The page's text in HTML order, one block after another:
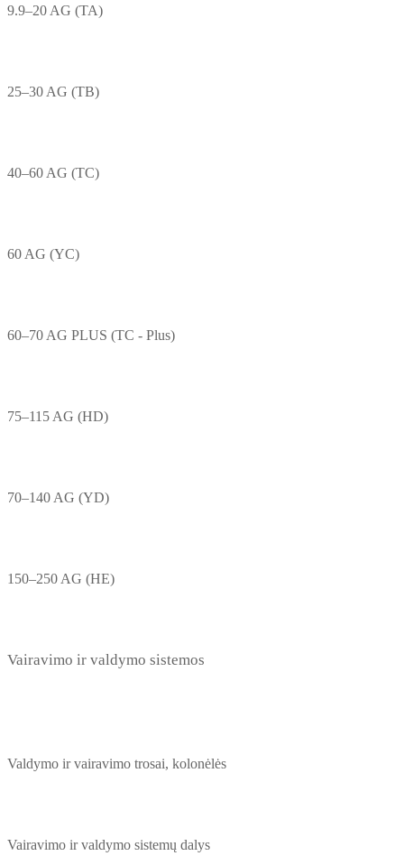
9.9–20 AG (TA)
25–30 AG (TB)
40–60 AG (TC)
60 AG (YC)
60–70 AG PLUS (TC - Plus)
75–115 AG (HD)
70–140 AG (YD)
150–250 AG (HE)
Vairavimo ir valdymo sistemos
Valdymo ir vairavimo trosai, kolonėlės
Vairavimo ir valdymo sistemų dalys